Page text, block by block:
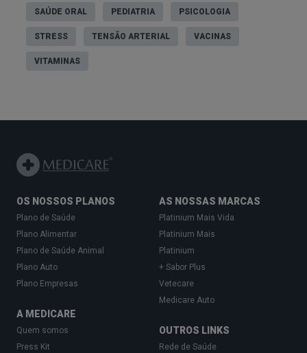
SAÚDE ORAL PEDIATRIA PSICOLOGIA
STRESS TENSÃO ARTERIAL VACINAS
VITAMINAS
OS NOSSOS PLANOS
Plano de Saúde
Plano Alimentar
Plano de Saúde Animal
Plano Auto
Plano Empresas
A MEDICARE
Quem somos
Press Kit
AS NOSSAS MARCAS
Platinium Mais Vida
Platinium Mais
Platinium
+ Sabor Plus
Vetecare
Medicare Auto
OUTROS LINKS
Rede de Saúde